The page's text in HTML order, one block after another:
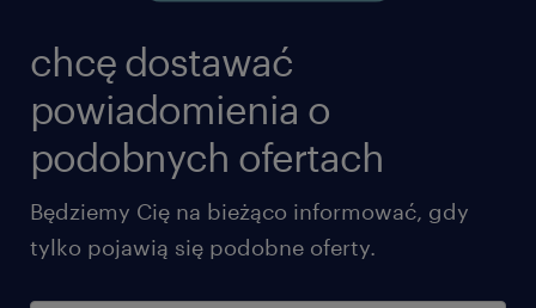
chcę dostawać
powiadomienia o
podobnych ofertach
Będziemy Cię na bieżąco informować, gdy
tylko pojawią się podobne oferty.